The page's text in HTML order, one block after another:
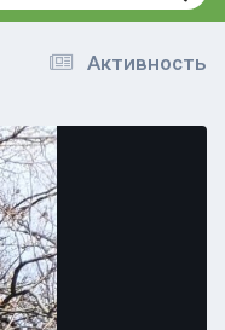
Активность